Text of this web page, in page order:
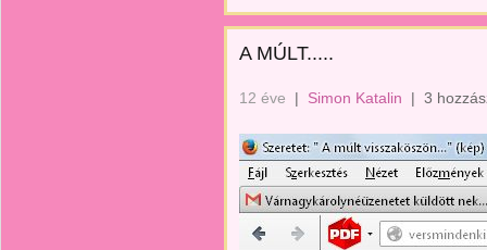
A MÚLT.....
12 éve | Simon Katalin | 3